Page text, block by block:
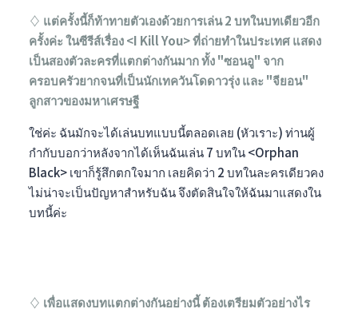
♢ แต่ครั้งนี้ก็ท้าทายตัวเองด้วยการเล่น 2 บทในบทเดียวอีก
ครั้งค่ะ ในซีรีส์เรื่อง <I Kill You> ที่ถ่ายทำในประเทศแสดง
เป็นสองตัวละครที่แตกต่างกันมาก ทั้ง "ซอนอู" จาก
ครอบครัวยากจนที่เป็นนักเทควันโดดาวรุ่ง และ "จียอน"
ลูกสาวของมหาเศรษฐี
ใช่ค่ะ ฉันมักจะได้เล่นบทแบบนี้ตลอดเลย (หัวเราะ) ท่านผู้
กำกับบอกว่าหลังจากได้เห็นฉันเล่น 7 บทใน <Orphan
Black> เขาก็รู้สึกตกใจมาก เลยคิดว่า 2 บทในละครเดียวคง
ไม่น่าจะเป็นปัญหาสำหรับฉัน จึงตัดสินใจให้ฉันมาแสดงใน
บทนี้ค่ะ
♢ เพื่อแสดงบทแตกต่างกันอย่างนี้ ต้องเตรียมตัวอย่างไร